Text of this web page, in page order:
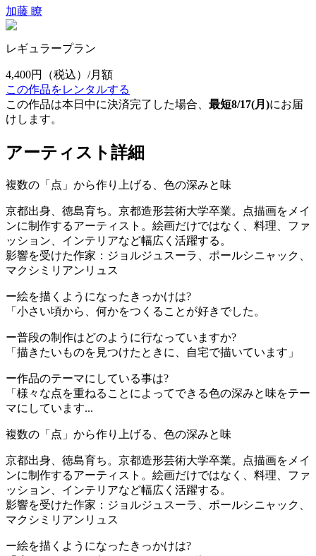
加藤 瞭
レギュラープラン
4,400円
（税込）/月額
この作品をレンタルする
この作品は本日中に決済完了した場合、 最短8/17(月)にお届
けします。
アーティスト詳細
複数の「点」から作り上げる、色の深みと味
京都出身、徳島育ち。京都造形芸術大学卒業。点描画をメイ
ンに制作するアーティスト。絵画だけではなく、料理、ファ
ッション、インテリアなど幅広く活躍する。
影響を受けた作家：ジョルジュスーラ、ポールシニャック、
マクシミリアンリュス
ー絵を描くようになったきっかけは?
「小さい頃から、何かをつくることが好きでした。
ー普段の制作はどのように行なっていますか?
「描きたいものを見つけたときに、自宅で描いています」
ー作品のテーマにしている事は?
「様々な点を重ねることによってできる色の深みと味をテー
マにしています...
複数の「点」から作り上げる、色の深みと味
京都出身、徳島育ち。京都造形芸術大学卒業。点描画をメイ
ンに制作するアーティスト。絵画だけではなく、料理、ファ
ッション、インテリアなど幅広く活躍する。
影響を受けた作家：ジョルジュスーラ、ポールシニャック、
マクシミリアンリュス
ー絵を描くようになったきっかけは?